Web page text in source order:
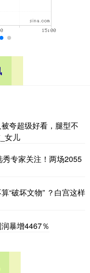
夸超级好看，腿型不
女儿
专家关注！两场2055
“破坏文物” ？白宫这样
暴增4467％